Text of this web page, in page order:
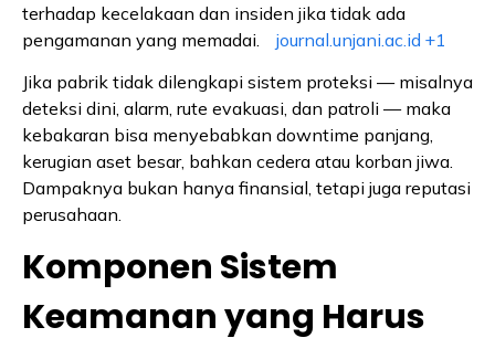
terhadap kecelakaan dan insiden jika tidak ada
pengamanan yang memadai.
journal.unjani.ac.id +1
Jika pabrik tidak dilengkapi sistem proteksi — misalnya
deteksi dini, alarm, rute evakuasi, dan patroli — maka
kebakaran bisa menyebabkan downtime panjang,
kerugian aset besar, bahkan cedera atau korban jiwa.
Dampaknya bukan hanya finansial, tetapi juga reputasi
perusahaan.
Komponen Sistem
Keamanan yang Harus